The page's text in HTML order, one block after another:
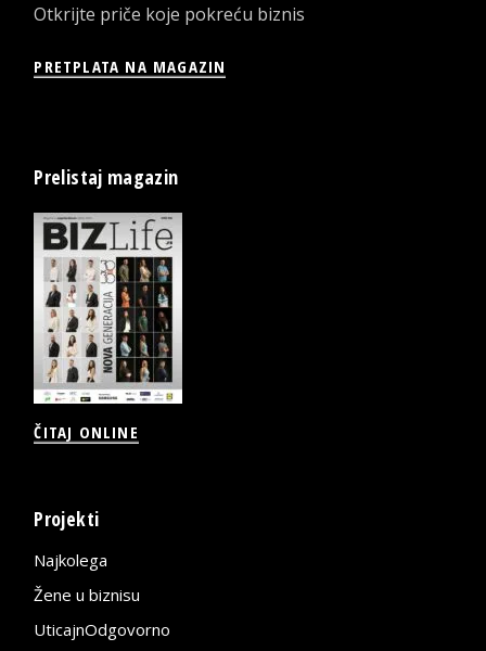
Otkrijte priče koje pokreću biznis
PRETPLATA NA MAGAZIN
Prelistaj magazin
ČITAJ ONLINE
Projekti
Najkolega
Žene u biznisu
UticajnOdgovorno